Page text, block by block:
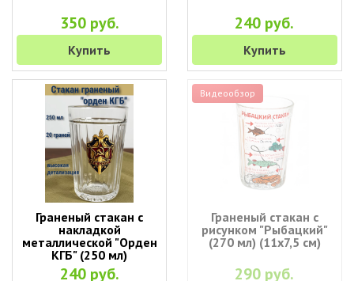
350 руб.
Купить
240 руб.
Купить
Граненый стакан с
накладкой
металлической "Орден
КГБ" (250 мл)
240 руб.
Видеообзор
Граненый стакан с
рисунком "Рыбацкий"
(270 мл) (11х7,5 см)
290 руб.